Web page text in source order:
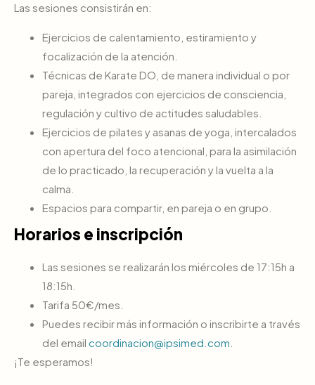
Las sesiones consistirán en:
Ejercicios de calentamiento, estiramiento y
focalización de la atención.
Técnicas de Karate DO, de manera individual o por
pareja, integrados con ejercicios de consciencia,
regulación y cultivo de actitudes saludables.
Ejercicios de pilates y asanas de yoga, intercalados
con apertura del foco atencional, para la asimilación
de lo practicado, la recuperación y la vuelta a la
calma.
Espacios para compartir, en pareja o en grupo.
Horarios e inscripción
Las sesiones se realizarán los miércoles de 17:15h a
18:15h.
Tarifa 50€/mes.
Puedes recibir más información o inscribirte a través
del email coordinacion@ipsimed.com
¡Te esperamos!